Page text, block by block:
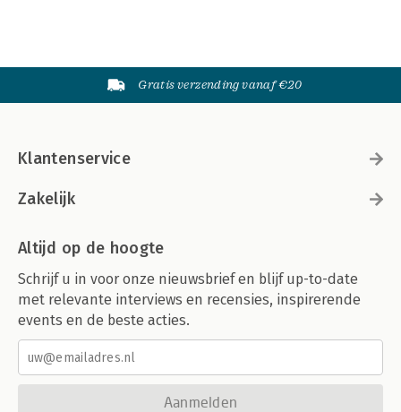
Gratis verzending vanaf €20
Klantenservice
Zakelijk
Altijd op de hoogte
Schrijf u in voor onze nieuwsbrief en blijf up-to-date
met relevante interviews en recensies, inspirerende
events en de beste acties.
Aanmelden